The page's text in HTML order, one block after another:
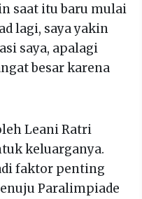
saat itu baru mulai
lagi, saya yakin
saya, apalagi
besar karena
Leani Ratri
keluarganya.
faktor penting
Paralimpiade